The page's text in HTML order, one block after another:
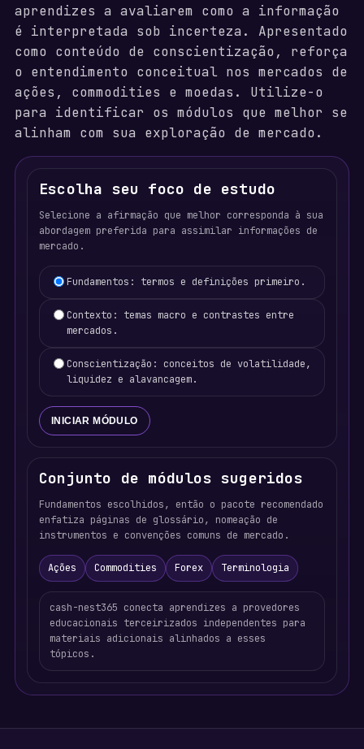
aprendizes a avaliarem como a informação
é interpretada sob incerteza. Apresentado
como conteúdo de conscientização, reforça
o entendimento conceitual nos mercados de
ações, commodities e moedas. Utilize-o
para identificar os módulos que melhor se
alinham com sua exploração de mercado.
Escolha seu foco de estudo
Selecione a afirmação que melhor corresponda à sua
abordagem preferida para assimilar informações de
mercado.
Learning focus selection
Fundamentos: termos e definições primeiro.
Contexto: temas macro e contrastes entre
mercados.
Conscientização: conceitos de volatilidade,
liquidez e alavancagem.
INICIAR MÓDULO
Conjunto de módulos sugeridos
Fundamentos escolhidos, então o pacote recomendado
enfatiza páginas de glossário, nomeação de
instrumentos e convenções comuns de mercado.
Ações Commodities Forex Terminologia
cash-nest365 conecta aprendizes a provedores
educacionais terceirizados independentes para
materiais adicionais alinhados a esses
tópicos.